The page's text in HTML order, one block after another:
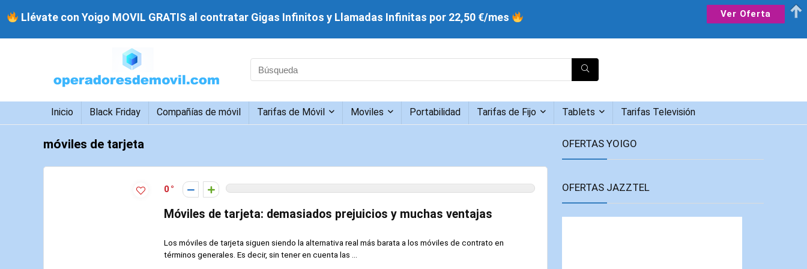
Inicio Black Friday Compañías de móvil Tarifas de Móvil Moviles Portabilidad Tarifas de Fijo Tablets Tarifas Televisión
móviles de tarjeta
0
Móviles de tarjeta: demasiados prejuicios y muchas ventajas
Los móviles de tarjeta siguen siendo la alternativa real más barata a los móviles de contrato en
términos generales. Es decir, sin tener en cuenta las ...
OFERTAS YOIGO
OFERTAS JAZZTEL
Llévate con Yoigo MOVIL GRATIS al contratar Gigas Infinitos y Llamadas Infinitas por 22,50 €/mes Ver Oferta